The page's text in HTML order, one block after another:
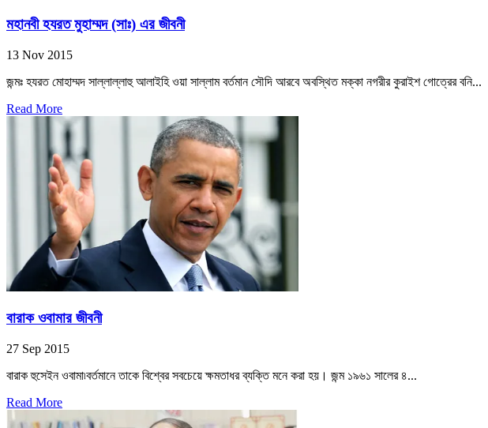
মহানবী হযরত মুহাম্মদ (সাঃ) এর জীবনী
13 Nov 2015
জন্মঃ হযরত মোহাম্মদ সাল্লাল্লাহু আলাইহি ওয়া সাল্লাম বর্তমান সৌদি আরবে অবস্থিত মক্কা নগরীর কুরাইশ গোত্রের বনি...
Read More
বারাক ওবামার জীবনী
27 Sep 2015
বারাক হুসেইন ওবামা৷বর্তমানে তাকে বিশ্বের সবচেয়ে ক্ষমতাধর ব্যক্তি মনে করা হয়। জন্ম ১৯৬১ সালের ৪...
Read More